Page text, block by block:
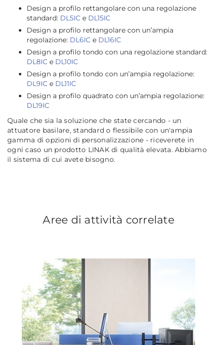
Design a profilo rettangolare con una regolazione
standard: DL5IC e DL15IC
Design a profilo rettangolare con un’ampia
regolazione: DL6IC e DL16IC
Design a profilo tondo con una regolazione standard:
DL8IC e DL10IC
Design a profilo tondo con un’ampia regolazione:
DL9IC e DL11IC
Design a profilo quadrato con un’ampia regolazione:
DL19IC
Quale che sia la soluzione che state cercando - un
attuatore basilare, standard o flessibile con un'ampia
gamma di opzioni di personalizzazione - riceverete in
ogni caso un prodotto LINAK di qualità elevata. Abbiamo
il sistema di cui avete bisogno.
Aree di attività correlate